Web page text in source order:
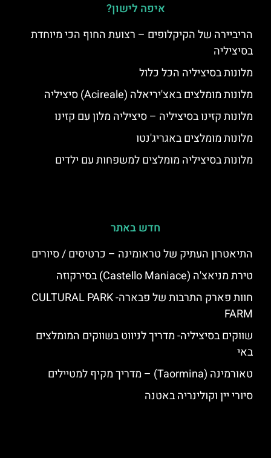
איפה לישון?
הריביירה של הקיקלופים – רצועת החוף הכי מיוחדת
בסיציליה
מלונות בסיציליה הכל כלול
מלונות מומלצים באצ'יריאלה (Acireale) סיציליה
מלונות קזינו בסיציליה – סיציליה מלון עם קזינו
מלונות מומלצים באגריג'נטו
מלונות בסיציליה מומלצים למשפחות עם ילדים
חדש באתר
התיאטרון העתיק של טראומינה – כרטיסים / סיורים
טירת מניאצ'ה (Castello Maniace) בסירקוזה
חוות פארק התרבות של פבארה- CULTURAL PARK
FARM
שווקים בסיציליה- מדריך לניווט בשווקים המומלצים
באי
טאורמינה (Taormina) – מדריך מקיף למטיילים
סיורי יין וקולינריה באטנה